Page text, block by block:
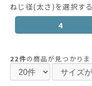
ねじ径(太さ)を選択す
4
22件の商品が見つかりま